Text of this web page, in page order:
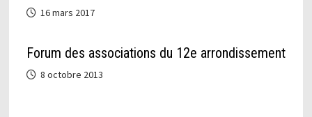
16 mars 2017
Forum des associations du 12e arrondissement
8 octobre 2013